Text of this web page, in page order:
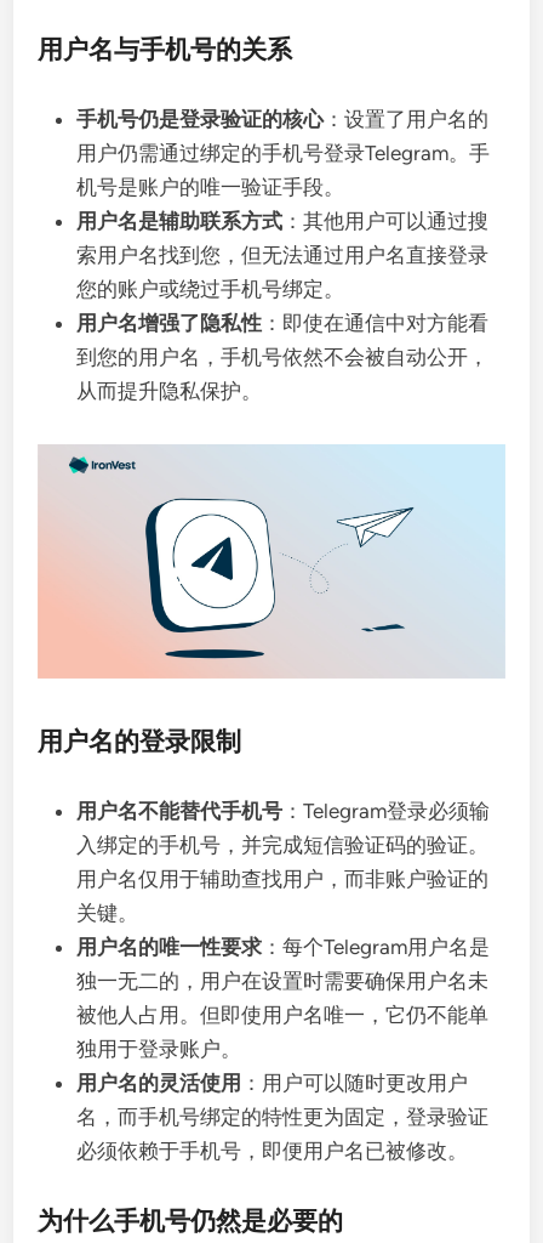
用户名与手机号的关系
手机号仍是登录验证的核心：设置了用户名的
用户仍需通过绑定的手机号登录Telegram。手
机号是账户的唯一验证手段。
用户名是辅助联系方式 ：其他用户可以通过搜
索用户名找到您，但无法通过用户名直接登录
您的账户或绕过手机号绑定。
用户名增强了隐私性 ：即使在通信中对方能看
到您的用户名，手机号依然不会被自动公开，
从而提升隐私保护。
用户名的登录限制
用户名不能替代手机号 ：Telegram登录必须输
入绑定的手机号，并完成短信验证码的验证。
用户名仅用于辅助查找用户，而非账户验证的
关键。
用户名的唯一性要求 ：每个Telegram用户名是
独一无二的，用户在设置时需要确保用户名未
被他人占用。但即使用户名唯一，它仍不能单
独用于登录账户。
用户名的灵活使用 ：用户可以随时更改用户
名，而手机号绑定的特性更为固定，登录验证
必须依赖于手机号，即便用户名已被修改。
为什么手机号仍然是必要的